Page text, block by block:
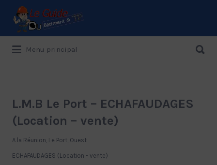
Le Guide de référence depuis 1995
Rechercher:
Menu principal
L.M.B Le Port – ECHAFAUDAGES
(Location – vente)
A la Réunion, Le Port, Ouest
ECHAFAUDAGES (Location - vente)